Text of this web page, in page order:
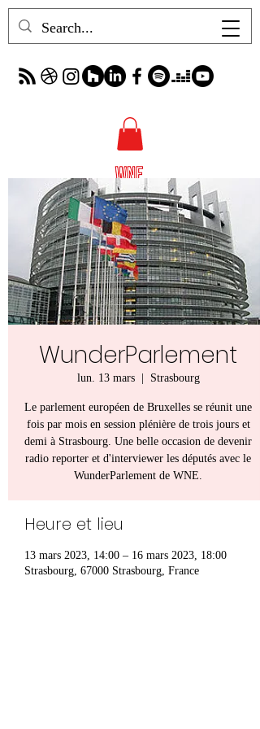
WunderParlement
lun. 13 mars
  |
Strasbourg
Le parlement européen de Bruxelles se réunit une
fois par mois en session plénière de trois jours et
demi à Strasbourg. Une belle occasion de devenir
radio reporter et d'interviewer les députés avec le
WunderParlement de WNE.
Heure et lieu
13 mars 2023, 14:00 – 16 mars 2023, 18:00
Strasbourg, 67000 Strasbourg, France